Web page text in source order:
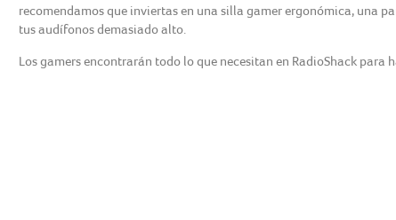
recomendamos que inviertas en una silla gamer ergonómica, una
tus audífonos demasiado alto.
Los gamers encontrarán todo lo que necesitan en RadioShack para